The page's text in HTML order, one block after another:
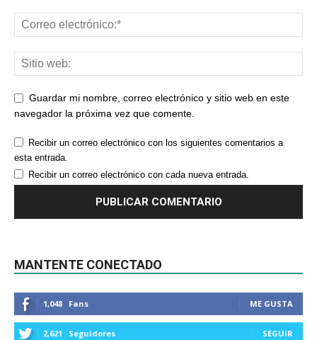
Guardar mi nombre, correo electrónico y sitio web en este
navegador la próxima vez que comente.
Recibir un correo electrónico con los siguientes comentarios a
esta entrada.
Recibir un correo electrónico con cada nueva entrada.
MANTENTE CONECTADO
1,048 Fans ME GUSTA
2,621 Seguidores SEGUIR